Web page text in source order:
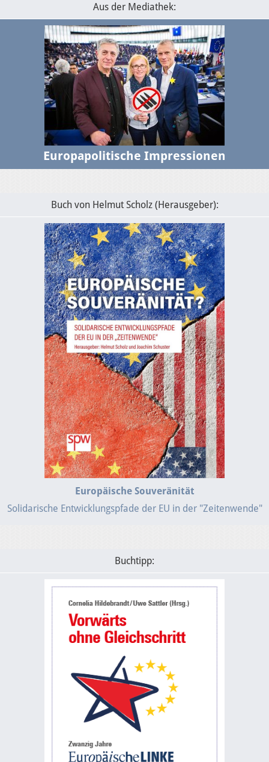
Aus der Mediathek:
Europapolitische Impressionen
Buch von Helmut Scholz (Herausgeber):
Europäische Souveränität
Solidarische Entwicklungspfade der EU in der "Zeitenwende"
Buchtipp: